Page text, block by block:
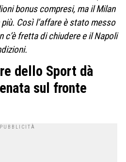
bonus compresi, ma il Milan
Così l’affare è stato messo
c’è fretta di chiudere e il Napoli
dello Sport dà
sul fronte